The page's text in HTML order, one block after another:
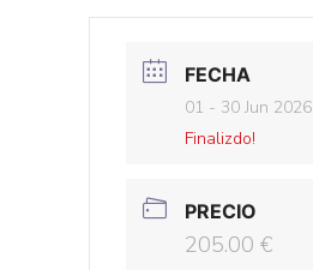
FECHA
01 - 30 Jun 2026
Finalizdo!
PRECIO
205.00 €